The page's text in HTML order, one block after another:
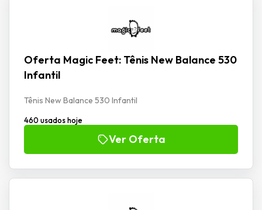
Oferta Magic Feet: Tênis New Balance 530
Infantil
Tênis New Balance 530 Infantil
460 usados hoje
Ver Oferta